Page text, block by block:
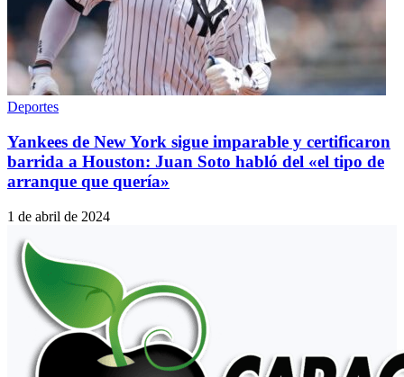
Deportes
Yankees de New York sigue imparable y certificaron
barrida a Houston: Juan Soto habló del «el tipo de
arranque que quería»
1 de abril de 2024